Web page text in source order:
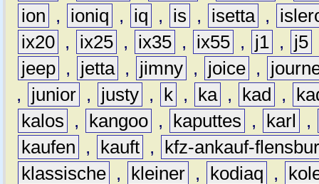
ion
, ioniq , iq , is , isetta ,
ix20 , ix25 , ix35 , ix55 , j1 , j5
jeep , jetta , jimny , joice ,
,
junior , justy , k , ka , kad ,
kalos
, kangoo , kaputtes , karl
,
kaufen
, kauft ,
kfz-ankauf-
klassische , kleiner , kodiaq ,